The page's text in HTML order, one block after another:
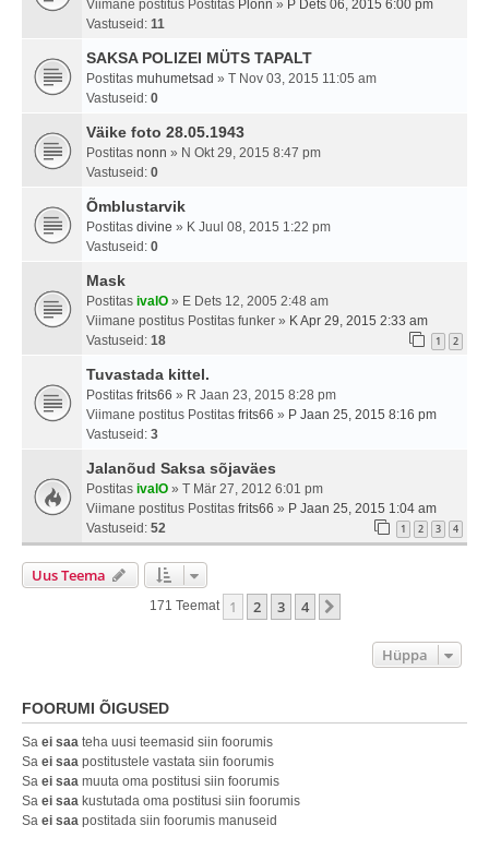
Viimane postitus Postitas Plönn » P Dets 06, 2015 6:00 pm
Vastuseid: 11
SAKSA POLIZEI MÜTS TAPALT
Postitas muhumetsad » T Nov 03, 2015 11:05 am
Vastuseid: 0
Väike foto 28.05.1943
Postitas nonn » N Okt 29, 2015 8:47 pm
Vastuseid: 0
Õmblustarvik
Postitas divine » K Juul 08, 2015 1:22 pm
Vastuseid: 0
Mask
Postitas ivalO » E Dets 12, 2005 2:48 am
Viimane postitus Postitas funker » K Apr 29, 2015 2:33 am
Vastuseid: 18 1 2
Tuvastada kittel.
Postitas frits66 » R Jaan 23, 2015 8:28 pm
Viimane postitus Postitas frits66 » P Jaan 25, 2015 8:16 pm
Vastuseid: 3
Jalanõud Saksa sõjaväes
Postitas ivalO » T Mär 27, 2012 6:01 pm
Viimane postitus Postitas frits66 » P Jaan 25, 2015 1:04 am
Vastuseid: 52 1 2 3 4
Uus Teema
171 Teemat 1 2 3 4
Hüppa
FOORUMI ÕIGUSED
Sa ei saa teha uusi teemasid siin foorumis
Sa ei saa postitustele vastata siin foorumis
Sa ei saa muuta oma postitusi siin foorumis
Sa ei saa kustutada oma postitusi siin foorumis
Sa ei saa postitada siin foorumis manuseid